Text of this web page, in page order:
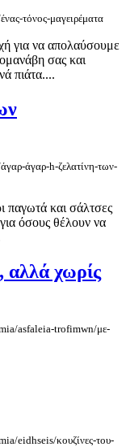
τόνος-μαγειρέματα
για να απολαύσουμε
σας και
πιάτα....
άγαρ-h-ζελατίνη-των-
παγωτά και σάλτσες
όσους θέλουν να
αλλά χωρίς
asfaleia-trofimwn/με-
eidhseis/κουζίνες-του-